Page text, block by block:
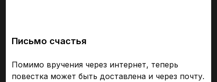
Письмо счастья
Помимо вручения через интернет, теперь
повестка может быть доставлена и через почту.